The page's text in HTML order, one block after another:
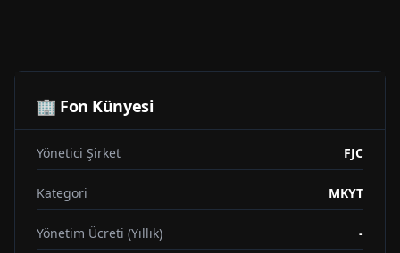
🏢 Fon Künyesi
Yönetici Şirket FJC
Kategori MKYT
Yönetim Ücreti (Yıllık) -